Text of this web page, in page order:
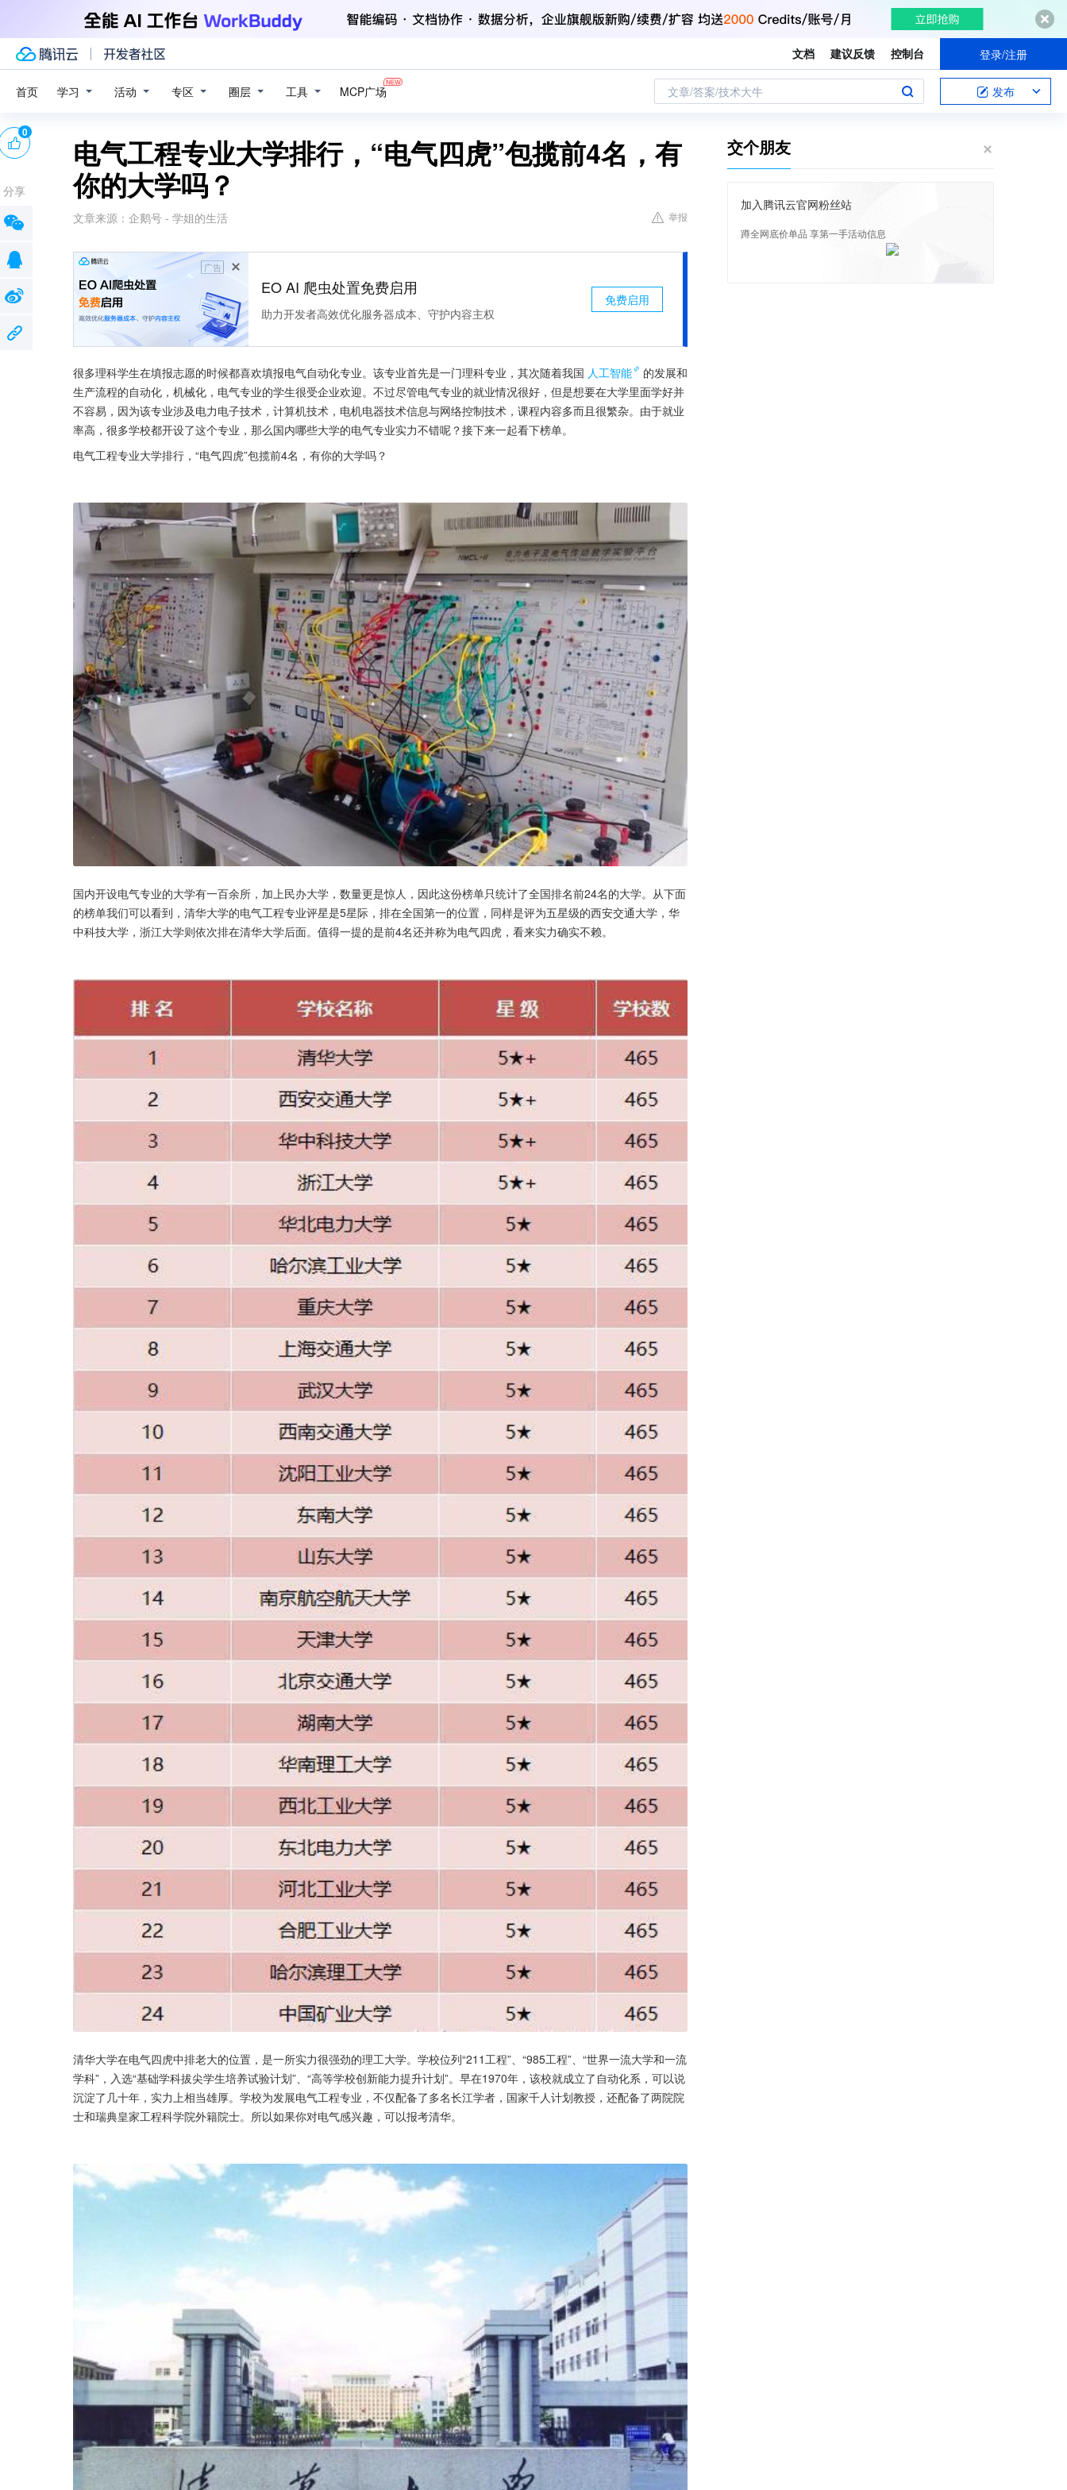
文档 建议反馈 控制台 登录/注册
首页 学习 活动 专区 圈层 工具 MCP广场 文章/答案/技术大牛 发布
电气工程专业大学排行，“电气四虎”包揽前4名，有
你的大学吗？
文章来源： 企鹅号 - 学姐的生活 举报
广告
EO AI 爬虫处置免费启用
助力开发者高效优化服务器成本、守护内容主权
免费启用
很多理科学生在填报志愿的时候都喜欢填报电气自动化专业。该专业首先是一门理科专业，其次随着我国 人工智能
的发展和
生产流程的自动化，机械化，电气专业的学生很受企业欢迎。不过尽管电气专业的就业情况很好，但是想要在大学里面学好并
不容易，因为该专业涉及电力电子技术，计算机技术，电机电器技术信息与网络控制技术，课程内容多而且很繁杂。由于就业
率高，很多学校都开设了这个专业，那么国内哪些大学的电气专业实力不错呢？接下来一起看下榜单。
电气工程专业大学排行，“电气四虎”包揽前4名，有你的大学吗？
国内开设电气专业的大学有一百余所，加上民办大学，数量更是惊人，因此这份榜单只统计了全国排名前24名的大学。从下面
的榜单我们可以看到，清华大学的电气工程专业评星是5星际，排在全国第一的位置，同样是评为五星级的西安交通大学，华
中科技大学，浙江大学则依次排在清华大学后面。值得一提的是前4名还并称为电气四虎，看来实力确实不赖。
清华大学在电气四虎中排老大的位置，是一所实力很强劲的理工大学。学校位列“211工程”、“985工程”、“世界一流大学和一流
学科”，入选“基础学科拔尖学生培养试验计划”、“高等学校创新能力提升计划”。早在1970年，该校就成立了自动化系，可以说
沉淀了几十年，实力上相当雄厚。学校为发展电气工程专业，不仅配备了多名长江学者，国家千人计划教授，还配备了两院院
士和瑞典皇家工程科学院外籍院士。所以如果你对电气感兴趣，可以报考清华。
0
分享
交个朋友
加入腾讯云官网粉丝站
蹲全网底价单品 享第一手活动信息